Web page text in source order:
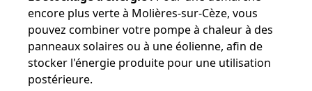
encore plus verte à Molières-sur-Cèze, vous
pouvez combiner votre pompe à chaleur à des
panneaux solaires ou à une éolienne, afin de
stocker l'énergie produite pour une utilisation
postérieure.